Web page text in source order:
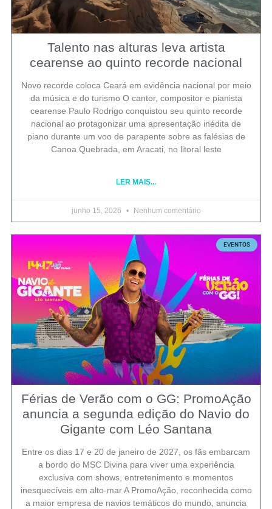
Talento nas alturas leva artista
cearense ao quinto recorde nacional
Novo recorde coloca Ceará em evidência nacional por meio
da música e do turismo O cantor, compositor e pianista
cearense Paulo Rodrigo conquistou seu quinto recorde
nacional ao protagonizar uma apresentação inédita de
piano durante um voo de parapente sobre as falésias de
Canoa Quebrada, em Aracati, no litoral leste
LER MAIS...
junho 15, 2026 Nenhum comentário
EVENTOS
Férias de Verão com o GG: PromoAção
anuncia a segunda edição do Navio do
Gigante com Léo Santana
Entre os dias 17 e 20 de janeiro de 2027, os fãs embarcam
a bordo do MSC Divina para viver uma experiência
exclusiva com shows, entretenimento e momentos
inesquecíveis em alto-mar A PromoAção, reconhecida como
a maior empresa de navios temáticos do mundo, anuncia